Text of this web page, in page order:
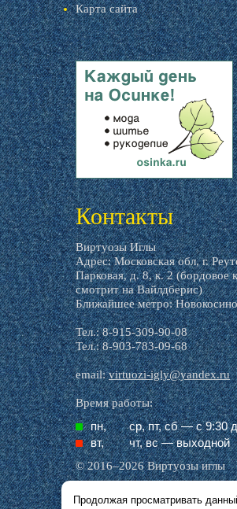
Карта сайта
livemaster.ru
Контакты
Виртуозы Иглы
Адрес: Московская обл, г.
Парковая, д. 8, к. 2 (бордовое
смотрит на Вайлдберис)
Ближайшее метро:
Тел.: 8-915-309-90-08
Тел.: 8-903-783-09-68
email:virtuozi-igly@yandex.ru
Время работы:
пн,
ср, пт, cб — с 9:30
вт,
чт, вс — выходной
© 2016–2026 Виртуозы иглы
Все названия производителей,
Продолжая просматривать